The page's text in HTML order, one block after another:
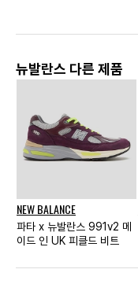
뉴발란스 다른 제품
NEW BALANCE
파타 x 뉴발란스 991v2 메
이드 인 UK 피클드 비트